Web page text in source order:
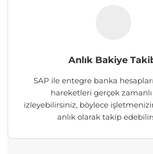
Anlık Bakiye
SAP ile entegre banka
hareketleri gerçek
izleyebilirsiniz, böylece
anlık olarak takip